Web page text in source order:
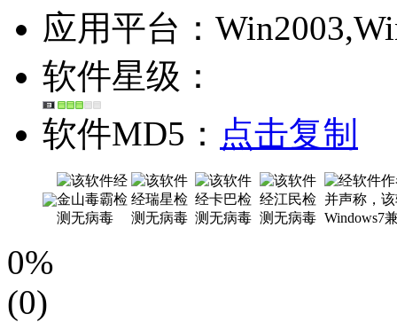
应用平台：
软件星级：
软件MD5： 点击复制
0%
(0)